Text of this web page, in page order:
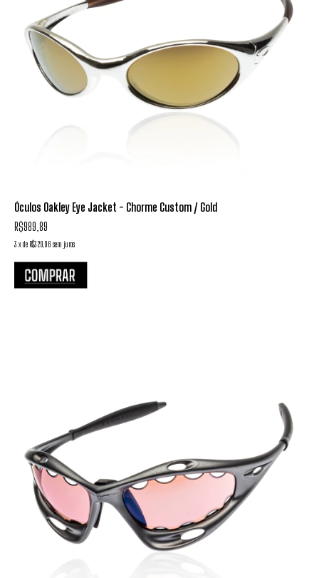
Óculos Oakley Eye Jacket - Chorme Custom / Gold
R$989,89
3 xde R$329,96 sem juros